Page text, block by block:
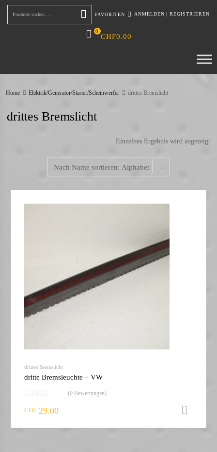
Suchen
FAVORITEN ANMELDEN | REGISTRIEREN
CHF0.00
0
Home Elektrik/Generator/Starter/Scheinwerfer drittes Bremslicht
drittes Bremslicht
Einzelnes Ergebnis wird angezeigt
drittes Bremslicht
dritte Bremsleuchte – VW
(0 Bewertungen)
CHF 29.00